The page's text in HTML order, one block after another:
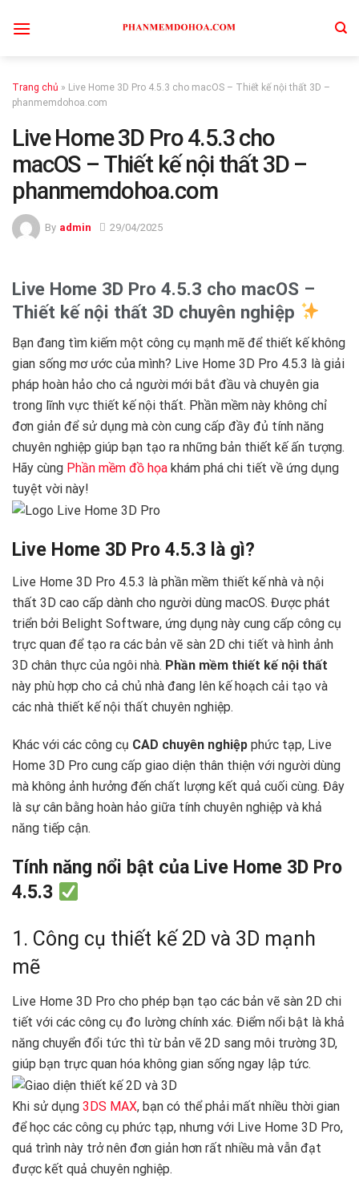
Trang chủ » Live Home 3D Pro 4.5.3 cho macOS – Thiết kế nội thất 3D –
phanmemdohoa.com
Live Home 3D Pro 4.5.3 cho
macOS – Thiết kế nội thất 3D –
phanmemdohoa.com
By admin 29/04/2025
Live Home 3D Pro 4.5.3 cho macOS –
Thiết kế nội thất 3D chuyên nghiệp
Bạn đang tìm kiếm một công cụ mạnh mẽ để thiết kế không
gian sống mơ ước của mình? Live Home 3D Pro 4.5.3 là giải
pháp hoàn hảo cho cả người mới bắt đầu và chuyên gia
trong lĩnh vực thiết kế nội thất. Phần mềm này không chỉ
đơn giản để sử dụng mà còn cung cấp đầy đủ tính năng
chuyên nghiệp giúp bạn tạo ra những bản thiết kế ấn tượng.
Hãy cùng Phần mềm đồ họa khám phá chi tiết về ứng dụng
tuyệt vời này!
Live Home 3D Pro 4.5.3 là gì?
Live Home 3D Pro 4.5.3 là phần mềm thiết kế nhà và nội
thất 3D cao cấp dành cho người dùng macOS. Được phát
triển bởi Belight Software, ứng dụng này cung cấp công cụ
trực quan để tạo ra các bản vẽ sàn 2D chi tiết và hình ảnh
3D chân thực của ngôi nhà. Phần mềm thiết kế nội thất
này phù hợp cho cả chủ nhà đang lên kế hoạch cải tạo và
các nhà thiết kế nội thất chuyên nghiệp.
Khác với các công cụ CAD chuyên nghiệp phức tạp, Live
Home 3D Pro cung cấp giao diện thân thiện với người dùng
mà không ảnh hưởng đến chất lượng kết quả cuối cùng. Đây
là sự cân bằng hoàn hảo giữa tính chuyên nghiệp và khả
năng tiếp cận.
Tính năng nổi bật của Live Home 3D Pro
4.5.3
1. Công cụ thiết kế 2D và 3D mạnh
mẽ
Live Home 3D Pro cho phép bạn tạo các bản vẽ sàn 2D chi
tiết với các công cụ đo lường chính xác. Điểm nổi bật là khả
năng chuyển đổi tức thì từ bản vẽ 2D sang môi trường 3D,
giúp bạn trực quan hóa không gian sống ngay lập tức.
Khi sử dụng 3DS MAX, bạn có thể phải mất nhiều thời gian
để học các công cụ phức tạp, nhưng với Live Home 3D Pro,
quá trình này trở nên đơn giản hơn rất nhiều mà vẫn đạt
được kết quả chuyên nghiệp.